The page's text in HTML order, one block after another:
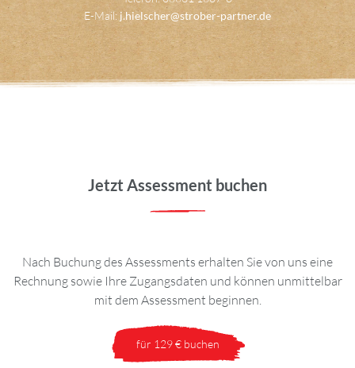
E-Mail: j.hielscher@strober-partner.de
Jetzt Assessment buchen
Nach Buchung des Assessments erhalten Sie von uns eine
Rechnung sowie Ihre Zugangsdaten und können unmittelbar
mit dem Assessment beginnen.
für 129 € buchen